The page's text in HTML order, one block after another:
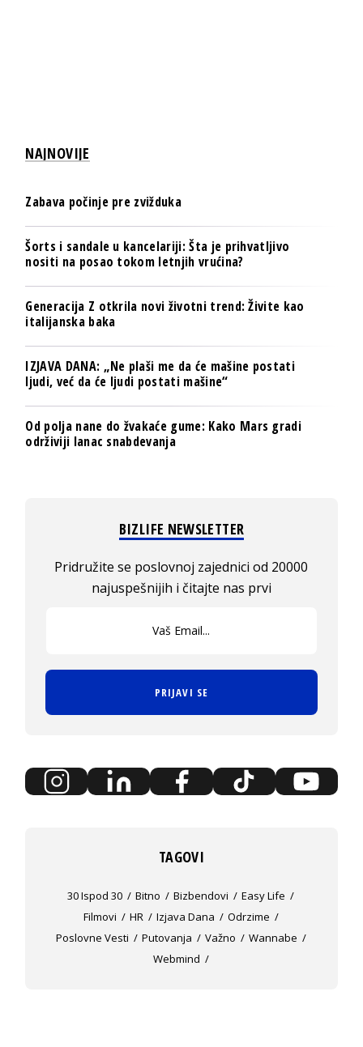
NAJNOVIJE
Zabava počinje pre zvižduka
Šorts i sandale u kancelariji: Šta je prihvatljivo
nositi na posao tokom letnjih vrućina?
Generacija Z otkrila novi životni trend: Živite kao
italijanska baka
IZJAVA DANA: „Ne plaši me da će mašine postati
ljudi, već da će ljudi postati mašine“
Od polja nane do žvakaće gume: Kako Mars gradi
održiviji lanac snabdevanja
BIZLIFE NEWSLETTER
Pridružite se poslovnoj zajednici od 20000
najuspešnijih i čitajte nas prvi
PRIJAVI SE
TAGOVI
30 Ispod 30 Bitno Bizbendovi
Easy Life
Filmovi
HR Izjava Dana
Odrzime
Poslovne Vesti
Putovanja Važno
Wannabe
Webmind